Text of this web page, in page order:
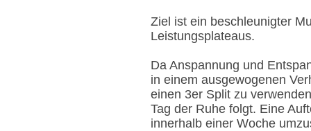
Ziel ist ein beschleunigter
Leistungsplateaus.
Da Anspannung und
in einem ausgewogenen
einen 3er Split zu
Tag der Ruhe folgt. Eine
innerhalb einer Woche